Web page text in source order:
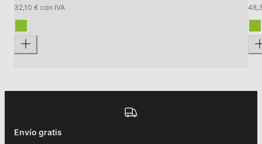
32,10 € con IVA
Envío gratis